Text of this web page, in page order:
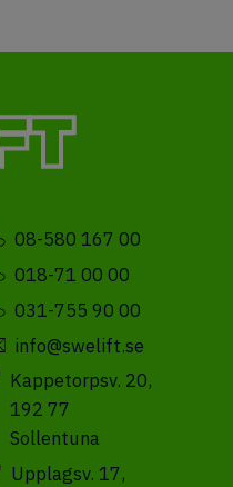
08-580 167 00
018-71 00 00
031-755 90 00
info@swelift.se
Kappetorpsv. 20,
192 77
Sollentuna
Upplagsv. 17,